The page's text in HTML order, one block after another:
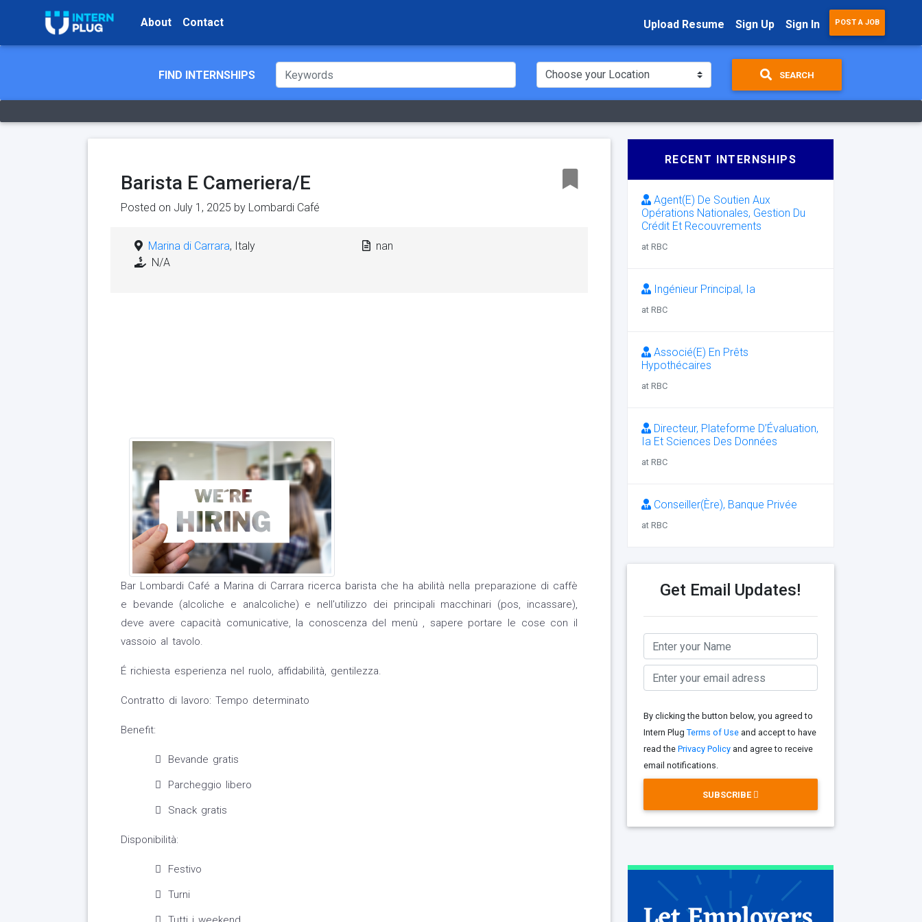
About Contact Upload Resume Sign Up Sign In POST A JOB
FIND INTERNSHIPS SEARCH
Barista E Cameriera/E
Posted on July 1, 2025 by Lombardi Café
Marina di Carrara, Italy
N/A
nan
Bar Lombardi Café a Marina di Carrara ricerca barista che ha abilità nella preparazione di caffè
e bevande (alcoliche e analcoliche) e nell'utilizzo dei principali macchinari (pos, incassare),
deve avere capacità comunicative, la conoscenza del menù , sapere portare le cose con il
vassoio al tavolo.
É richiesta esperienza nel ruolo, affidabilità, gentilezza.
Contratto di lavoro: Tempo determinato
Benefit:
Bevande gratis
Parcheggio libero
Snack gratis
Disponibilità:
Festivo
Turni
RECENT INTERNSHIPS
Agent(E) De Soutien Aux
Opérations Nationales, Gestion Du
Crédit Et Recouvrements
at RBC
Ingénieur Principal, Ia
at RBC
Associé(E) En Prêts
Hypothécaires
at RBC
Directeur, Plateforme D’Évaluation,
Ia Et Sciences Des Données
at RBC
Conseiller(Ère), Banque Privée
at RBC
Get Email Updates!
By clicking the button below, you agreed to
Intern Plug Terms of Useand accept to have
read the Privacy Policyand agree to receive
email notifications.
SUBSCRIBE